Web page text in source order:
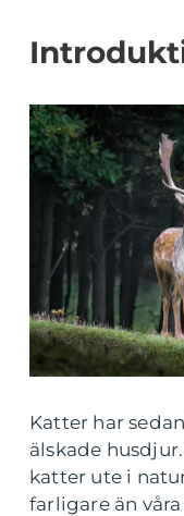
Katter har
älskade
katter ute i
farligare än